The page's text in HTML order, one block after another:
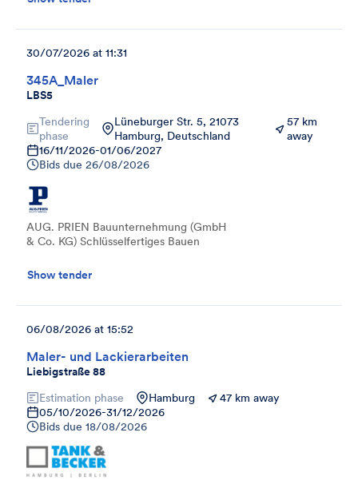
345A_Maler
LBS5
30/07/2026 at 11:31
Tendering
phase
Lüneburger Str. 5, 21073
Hamburg, Deutschland
57 km
away
16/11/2026-01/06/2027
Bids due 26/08/2026
AUG. PRIEN Bauunternehmung (GmbH
& Co. KG) Schlüsselfertiges Bauen
Show tender
Maler- und Lackierarbeiten
Liebigstraße 88
06/08/2026 at 15:52
Estimation phase Hamburg
47 km away
05/10/2026-31/12/2026
Bids due 18/08/2026